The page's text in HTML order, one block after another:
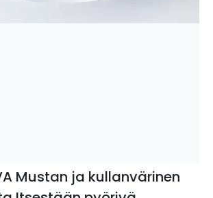
Mustan ja kullanvärinen